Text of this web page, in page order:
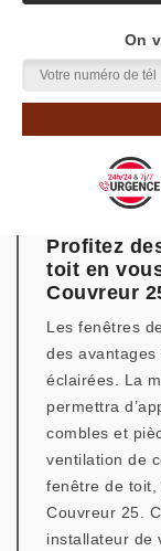
On
Profitez
toit en
Couvreur
Les fenêtres
des
éclairées. La
permettra
combles et
ventilation de
fenêtre de toit,
Couvreur 25.
installateur de